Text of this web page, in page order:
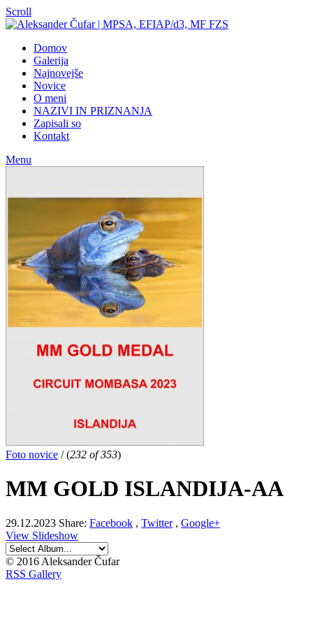
Scroll
Domov
Galerija
Najnovejše
Novice
O meni
NAZIVI IN PRIZNANJA
Zapisali so
Kontakt
Menu
Foto novice /(232 of 353)
MM GOLD ISLANDIJA-AA
29.12.2023 Share: Facebook , Twitter, Google+
View Slideshow
© 2016 Aleksander Čufar
RSS Gallery